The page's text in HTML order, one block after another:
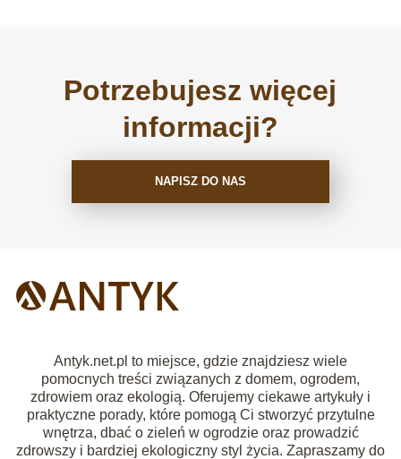
Potrzebujesz więcej
informacji?
NAPISZ DO NAS
Antyk.net.pl to miejsce, gdzie znajdziesz wiele
pomocnych treści związanych z domem, ogrodem,
zdrowiem oraz ekologią. Oferujemy ciekawe artykuły i
praktyczne porady, które pomogą Ci stworzyć przytulne
wnętrza, dbać o zieleń w ogrodzie oraz prowadzić
zdrowszy i bardziej ekologiczny styl życia. Zapraszamy do